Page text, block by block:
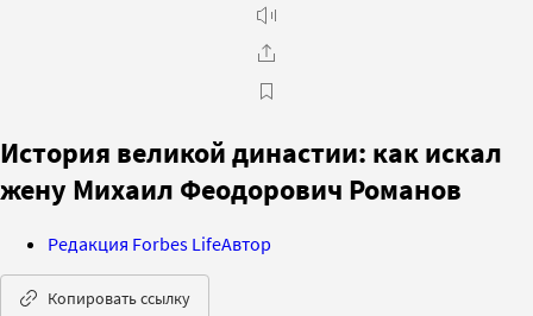
История великой династии: как искал
жену Михаил Феодорович Романов
Редакция Forbes LifeАвтор
Копировать ссылку